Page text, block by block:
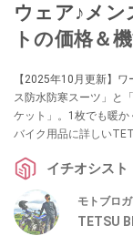
ウェア♪メン
トの価格＆
【2025年10月更新】
ス防水防寒スーツ」と
ケット」。1枚でも暖か
バイク用品に詳しい
のレビューもまとめた
イチオシスト
モトブロ
TETSU